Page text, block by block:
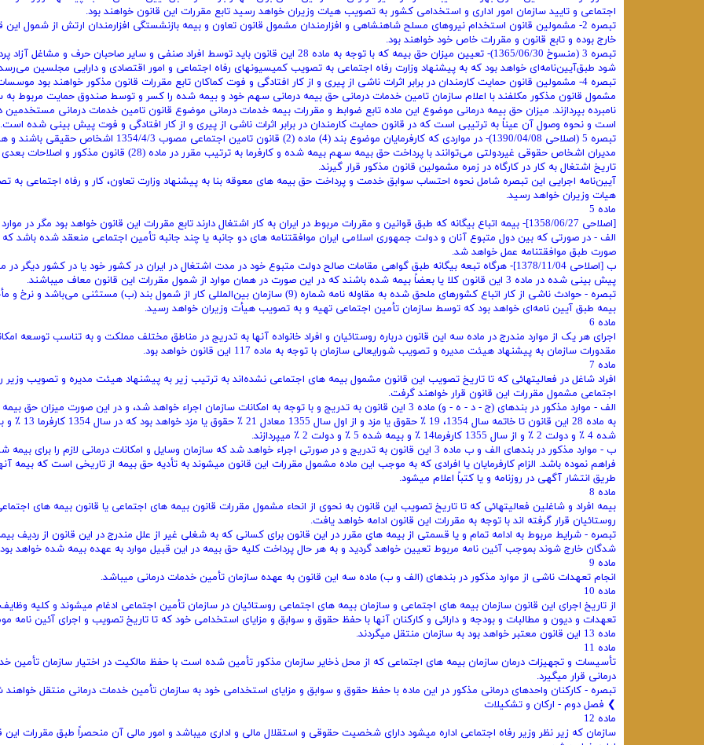
اجتماعی و تایید سازمان امور اداری و استخدامی ‌کشور به تصویب هیات وزیران خواهد رسید تابع مقررات این قانون خواهند بود.
تبصره 2- مشمولین قانون استخدام نیروهای مسلح شاهنشاهی و افزارمندان مشمول قانون تعاون و بیمه بازنشستگی افزارمندان ارتش از شمول ‌این
خارج بوده و تابع قانون و مقررات خاص خود خواهند بود.
تبصره 3 (منسوخ 1365/06/30)- تعیین میزان حق بیمه که با توجه به ماده 28 این قانون باید توسط افراد صنفی و سایر صاحبان حرف و مشاغل
شود طبق‌آیین‌نامه‌ای خواهد بود که به پیشنهاد وزارت رفاه اجتماعی به تصویب کمیسیونهای رفاه اجتماعی و امور اقتصادی و دارایی مجلسین
‌تبصره 4- مشمولین قانون حمایت کارمندان در برابر اثرات ناشی از پیری و از کار افتادگی و فوت کماکان تابع مقررات قانون مذکور خواهند بود
مشمول قانون مذکور مکلفند با اعلام سازمان تامین خدمات درمانی حق بیمه درمانی سهم خود و بیمه شده را کسر و توسط صندوق حمایت‌ مربوط به
نامبرده بپردازند. میزان حق بیمه درمانی موضوع این ماده تابع ضوابط و مقررات بیمه خدمات درمانی موضوع قانون تامین خدمات‌ درمانی
است و نحوه وصول آن عیناً به ترتیبی است که در قانون حمایت کارمندان در برابر اثرات ناشی از پیری و از کار افتادگی و ‌فوت پیش ‌بینی شده است.
تبصره 5 (اصلاحی 1390/04/08)- در مواردی که کارفرمایان موضوع بند (4) ماده (2) قانون تامین اجتماعی مصوب 1354/
مدیران اشخاص حقوقی غیردولتی می‌توانند با پرداخت حق بیمه سهم بیمه شده و کارفرما به ترتیب مقرر در ماده (28) قانون
تاریخ اشتغال به کار در کارگاه در زمره مشمولین قانون مذکور قرار گیرند.
آیین‌نامه اجرایی این تبصره شامل نحوه احتساب سوابق خدمت و پرداخت حق بیمه های معوقه بنا به پیشنهاد وزارت تعاون، کار و رفاه اجتماعی به
هیات وزیران خواهد رسید.
ماده 5
[اصلاحی 1358/06/27]- بیمه اتباع بیگانه که طبق قوانین و مقررات مربوط در ایران به کار اشتغال دارند تابع مقررات این قانون خواهد بود مگر در موارد زیر:
الف - در صورتی که بین دول متبوع آنان و دولت جمهوری اسلامی ایران موافقتنامه های دو جانبه یا چند جانبه تأمین اجتماعی منعقد شده باشد که
صورت طبق موافقتنامه عمل خواهد شد.
ب [اصلاحی 1378/11/04]- هرگاه تبعه بیگانه طبق گواهی مقامات صالح دولت متبوع خود در مدت اشتغال در ایران در کشور خود یا در کشور دیگر در
پیش بینی شده در ماده 3 این قانون کلا یا بعضاً بیمه شده باشند که در این صورت در همان موارد از شمول مقررات این قانون معاف میباشند.
تبصره - حوادث ناشی از کار اتباع کشورهای ملحق شده به مقاوله نامه شماره (9) سازمان بین‌المللی کار از شمول بند (ب) مستثنی می‌باشد و
بیمه طبق آیین نامه‌ای خواهد بود که توسط سازمان تأمین اجتماعی تهیه و به تصویب هیأت وزیران خواهد رسید.
ماده 6
اجرای هر یک از موارد مندرج در ماده سه این قانون درباره روستائیان و افراد خانواده آنها به تدریج در مناطق مختلف مملکت و به تناسب‌ توسعه
مقدورات سازمان به پیشنهاد هیئت مدیره و تصویب شورایعالی سازمان با توجه به ماده 117 این قانون خواهد بود.
ماده 7
افراد شاغل در فعالیتهائی که تا تاریخ تصویب این قانون مشمول بیمه‌ های اجتماعی نشده‌اند به ترتیب زیر به پیشنهاد هیئت مدیره و تصویب ‌وزیر
اجتماعی مشمول مقررات این قانون قرار خواهند گرفت.
الف - موارد مذکور در بندهای (ج - د - ه - و) ماده 3 این قانون به تدریج و با توجه به امکانات سازمان اجراء خواهد شد، و در این صورت میزان‌ حق
به ماده 28 این قانون تا خاتمه سال 1354، 19 ٪ حقوق یا مزد و از اول سال
شده 4 ٪ و دولت 2 ٪ و از سال 1355 کارفرما14 ٪ و بیمه شده 5 ٪ و دولت 2 ٪ میپردازند.
ب - موارد مذکور در بندهای ‌الف و ب ماده 3 این قانون به تدریج و در صورتی اجراء خواهد شد که سازمان وسایل و امکانات درمانی لازم را برای‌
فراهم نموده باشد. الزام کارفرمایان یا افرادی که به موجب این ماده مشمول مقررات این قانون میشوند به تأدیه حق بیمه از تاریخی است که بیمه
طریق انتشار آگهی ‌در روزنامه و یا کتباً اعلام میشود.
ماده 8
بیمه افراد و شاغلین فعالیتهائی که تا تاریخ تصویب این قانون به نحوی از انحاء مشمول مقررات قانون بیمه‌ های اجتماعی یا قانون بیمه‌ های‌
روستائیان قرار گرفته اند با توجه به مقررات این قانون ادامه خواهد یافت.
تبصره - شرایط مربوط به ادامه تمام و یا قسمتی از بیمه‌ های مقرر در این قانون برای کسانی که به شغلی غیر از علل مندرج در این قانون از ردیف‌
‌شدگان خارج شوند بموجب آئین ‌نامه مربوط تعیین خواهد گردید و به هر حال پرداخت کلیه حق بیمه در این قبیل موارد به عهده بیمه شده خواهد‌
ماده 9
انجام تعهدات ناشی از موارد مذکور در بندهای (‌الف و ب) ماده سه این قانون به عهده سازمان تأمین خدمات درمانی میباشد.
ماده 10
از تاریخ اجرای این قانون سازمان بیمه ‌های اجتماعی و سازمان بیمه ‌های اجتماعی روستائیان در سازمان تأمین اجتماعی ادغام میشوند و‌ کلیه
تعهدات و دیون و مطالبات و بودجه و دارائی و کارکنان آنها با حفظ حقوق و سوابق و مزایای استخدامی ‌خود که تا تاریخ تصویب و ‌اجرای آئین ‌نامه
ماده 13 این قانون معتبر خواهد بود به سازمان منتقل میگردند.
ماده 11
تأسیسات و تجهیزات درمان سازمان بیمه‌ های اجتماعی که از محل ذخایر سازمان مذکور تأمین شده است با حفظ مالکیت در اختیار‌ سازمان تأمین
درمانی قرار میگیرد.
‌تبصره - کارکنان واحدهای درمانی مذکور در این ماده با حفظ حقوق و سوابق و مزایای استخدامی خود به سازمان تأمین خدمات درمانی منتقل خواهند
❯ فصل دوم - ارکان و تشکیلات
ماده 12
سازمان که زیر نظر وزیر رفاه اجتماعی اداره میشود دارای شخصیت حقوقی و استقلال مالی و اداری میباشد و امور مالی آن منحصراً ‌طبق مقررات این